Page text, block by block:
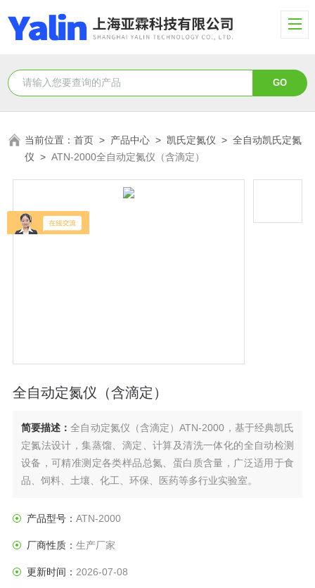
当前位置：首页 > 产品中心 >凯氏定氮仪 >全自动凯氏定氮
仪 >ATN-2000全自动定氮仪（含滴定）
全自动定氮仪（含滴定）
简要描述：全自动定氮仪（含滴定）ATN-2000，基于经典凯氏
定氮法设计，集蒸馏、滴定、计算及清洗一体化的全自动检测
设备，可精准测定各类样品总氮、蛋白质含量，广泛适用于食
品、饲料、土壤、化工、环保、医药等多行业实验室。
产品型号： ATN-2000
厂商性质： 生产厂家
更新时间： 2026-07-08